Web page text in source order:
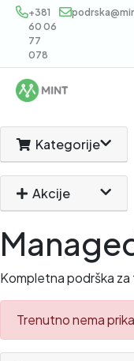
+381
60 06
77
078
Kategorije
Akcije
Kompletna podrška za
Trenutno nema